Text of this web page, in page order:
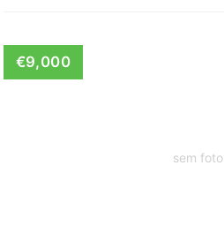
sem foto
€9,000